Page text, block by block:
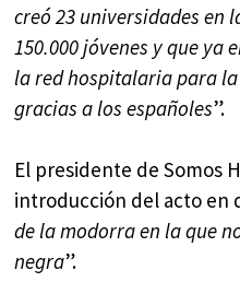
creó 23 universidades en
150.000 jóvenes y que ya
la red hospitalaria para
gracias a los españoles”.
El presidente de Somos
introducción del acto en
de la modorra en la que
negra”.